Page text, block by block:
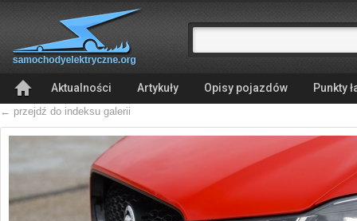
Aktualności Artykuły Opisy pojazdów Punkty
← przejdź do indeksu galerii